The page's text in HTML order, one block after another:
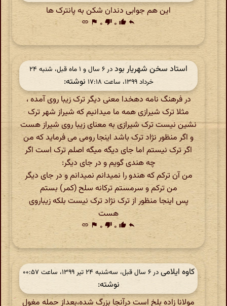
این هم جوابی دندان شکن به پانترک ها
reply
thumb_up ۰ thumb_down ۰ flag
link
استاد سخن شهریار بود
در ‫۶ سال و ۱ ماه قبل، شنبه ۲۴
خرداد ۱۳۹۹، ساعت ۱۷:۱۸
نوشته:
در فرهنگ نامه دهخدا معنی دیگر ترک زیبا روی آمده ،
مثلا ترک شیرازی همه ما میدانیم که شیراز شهر ترک
نشین نیست ترک شیرازی به معنای زیبا روی شیراز هست
و اگر منظور نژاد ترک باشد اینجا رومی می فرماید که من
اگر ترک نیستم اما جای دیگه میگه اصلم ترک است اگر
چه هندی گویم و در جای دیگر:
من آن ترکم که هندو را نمیدانم نمیدانم و در جای دیگر
من ترکم و سرمستم ترکانه سلح (کمر) بستم
پس اینجا منظور از ترک نژاد ترک نیست بلکه زیباروی
هست
reply
thumb_up ۰ thumb_down ۰ flag
link
کاوه ایلامیدر ‫۶ سال قبل، سه‌شنبه ۲۴ تیر ۱۳۹۹، ساعت ۰۰:۵۷
نوشته:
مولانا زاده بلخ است درآنجا بزرگ شده،بعداز حمله مغول